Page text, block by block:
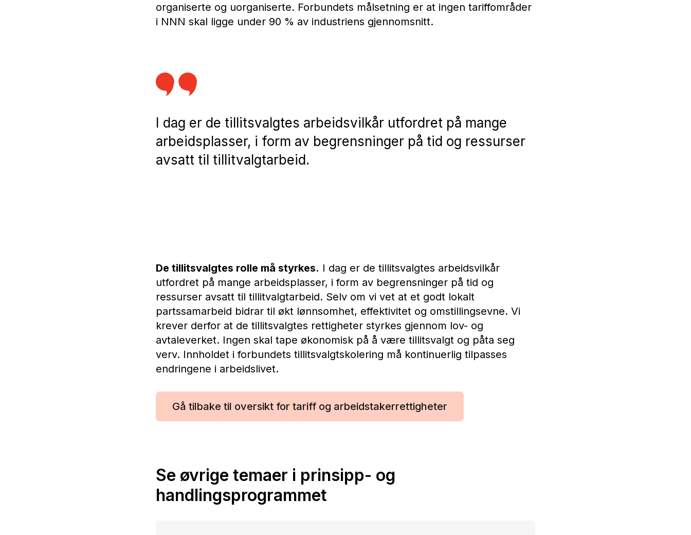
organiserte og uorganiserte. Forbundets målsetning er at ingen tariffområder
i NNN skal ligge under 90 % av industriens gjennomsnitt.
I dag er de tillitsvalgtes arbeidsvilkår utfordret på mange
arbeidsplasser, i form av begrensninger på tid og ressurser
avsatt til tillitvalgtarbeid.
De tillitsvalgtes rolle må styrkes. I dag er de tillitsvalgtes arbeidsvilkår
utfordret på mange arbeidsplasser, i form av begrensninger på tid og
ressurser avsatt til tillitvalgtarbeid. Selv om vi vet at et godt lokalt
partssamarbeid bidrar til økt lønnsomhet, effektivitet og omstillingsevne. Vi
krever derfor at de tillitsvalgtes rettigheter styrkes gjennom lov- og
avtaleverket. Ingen skal tape økonomisk på å være tillitsvalgt og påta seg
verv. Innholdet i forbundets tillitsvalgtskolering må kontinuerlig tilpasses
endringene i arbeidslivet.
Gå tilbake til oversikt for tariff og arbeidstakerrettigheter
Se øvrige temaer i prinsipp- og
handlingsprogrammet